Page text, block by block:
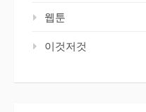
웹툰
이것저것